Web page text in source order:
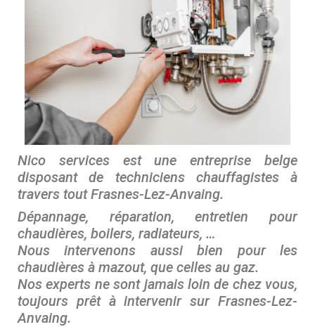
Nico services est une entreprise belge
disposant de techniciens chauffagistes à
travers tout Frasnes-Lez-Anvaing.
Dépannage, réparation, entretien pour
chaudières, boilers, radiateurs, …
Nous intervenons aussi bien pour les
chaudières à mazout, que celles au gaz.
Nos experts ne sont jamais loin de chez vous,
toujours prêt à intervenir sur Frasnes-Lez-
Anvaing.